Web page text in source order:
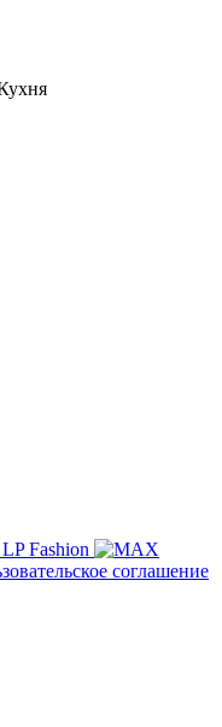
соглашение